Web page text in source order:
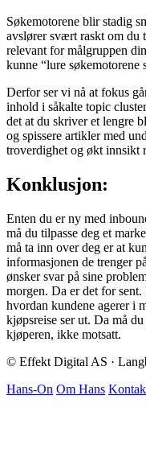
Søkemotorene blir stadig
avslører svært raskt om
relevant for målgruppen
kunne “lure
Derfor ser vi nå at fokus
inhold i såkalte topic
det at du skriver et lengre
og spissere artikler med
troverdighet og økt innsikt
Konklusjon:
Enten du er ny med
må du tilpasse deg et
må ta inn over deg er at
informasjonen de trenger
ønsker svar på sine
morgen. Da er det for
hvordan kundene agerer i
kjøpsreise ser ut. Da må
kjøperen, ikke motsatt.
© Effekt Digital AS ·
Hans-On Om Hans